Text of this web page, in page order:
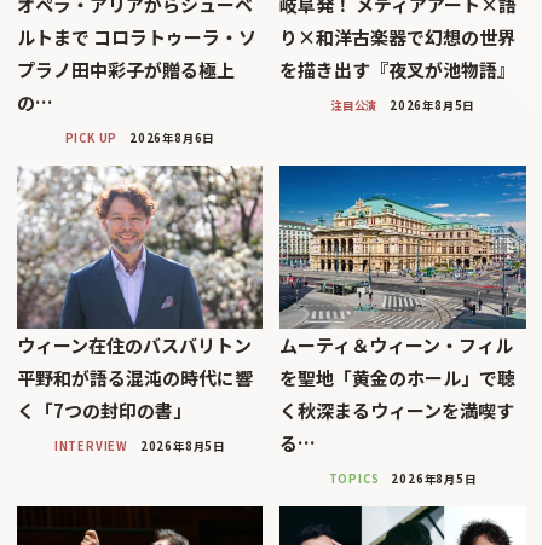
ルトまで コロラトゥーラ・ソ
プラノ田中彩子が贈る極上
の…
PICK UP 2026年8月6日
り×和洋古楽器で幻想の世界
を描き出す『夜叉が池物語』
注目公演 2026年8月5日
ウィーン在住のバスバリトン
平野和が語る混沌の時代に響
く「7つの封印の書」
INTERVIEW 2026年8月5日
ムーティ＆ウィーン・フィル
を聖地「黄金のホール」で聴
く秋深まるウィーンを満喫す
る…
TOPICS 2026年8月5日